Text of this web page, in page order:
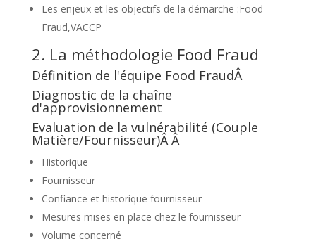
Les enjeux et les objectifs de la démarche :Food
Fraud,VACCP
2. La méthodologie Food Fraud
Définition de l'équipe Food FraudÂ
Diagnostic de la chaîne
d'approvisionnement
Evaluation de la vulnérabilité (Couple
Matière/Fournisseur)Â Â
Historique
Fournisseur
Confiance et historique fournisseur
Mesures mises en place chez le fournisseur
Volume concerné